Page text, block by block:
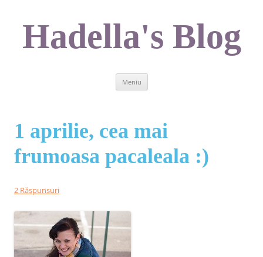
Hadella's Blog
Meniu
1 aprilie, cea mai
frumoasa pacaleala :)
2 Răspunsuri